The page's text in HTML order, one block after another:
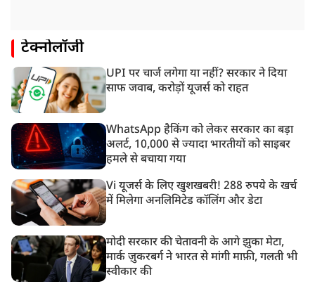
टेक्नोलॉजी
UPI पर चार्ज लगेगा या नहीं? सरकार ने दिया
साफ जवाब, करोड़ों यूजर्स को राहत
WhatsApp हैकिंग को लेकर सरकार का बड़ा
अलर्ट, 10,000 से ज्यादा भारतीयों को साइबर
हमले से बचाया गया
Vi यूजर्स के लिए खुशखबरी! 288 रुपये के खर्च
में मिलेगा अनलिमिटेड कॉलिंग और डेटा
मोदी सरकार की चेतावनी के आगे झुका मेटा,
मार्क ज़ुकरबर्ग ने भारत से मांगी माफ़ी, गलती भी
स्वीकार की